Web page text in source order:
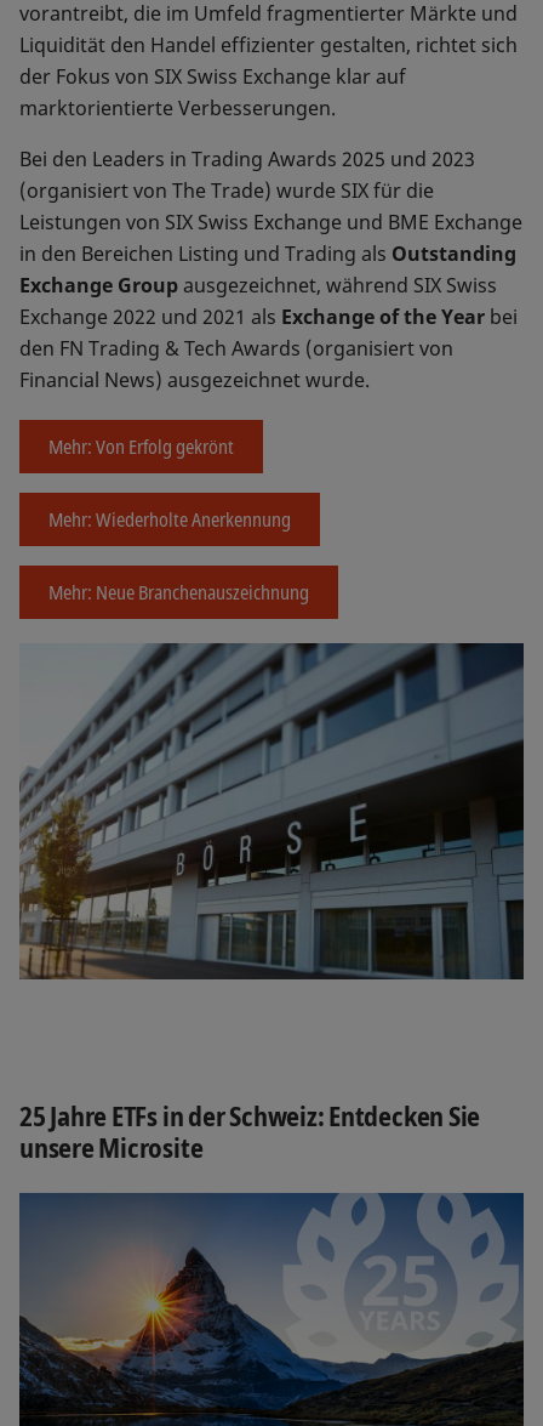
vorantreibt, die im Umfeld fragmentierter Märkte und
Liquidität den Handel effizienter gestalten, richtet sich
der Fokus von SIX Swiss Exchange klar auf
marktorientierte Verbesserungen.
Bei den Leaders in Trading Awards 2025 und 2023
(organisiert von The Trade) wurde SIX für die
Leistungen von SIX Swiss Exchange und BME Exchange
in den Bereichen Listing und Trading als Outstanding
Exchange Groupausgezeichnet, während SIX Swiss
Exchange 2022 und 2021 als Exchange of the Year bei
den FN Trading & Tech Awards (organisiert von
Financial News) ausgezeichnet wurde.
Mehr: Von Erfolg gekrönt
Mehr: Wiederholte Anerkennung
Mehr: Neue Branchenauszeichnung
25 Jahre ETFs in der Schweiz: Entdecken Sie
unsere Microsite